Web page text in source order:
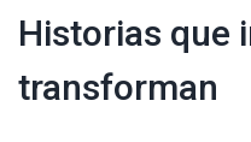
Historias que
transforman